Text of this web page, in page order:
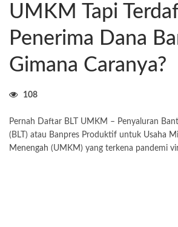
UMKM Tapi
Penerima Dana
Gimana Caranya?
108
Pernah Daftar BLT UMKM – Penyaluran
(BLT) atau Banpres Produktif untuk Usaha
Menengah (UMKM) yang terkena pandemi